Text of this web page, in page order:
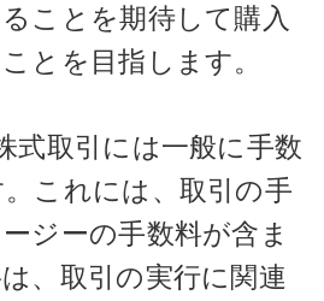
ことを期待して購入
とを目指します。
式取引には一般に手数
これには、取引の手
ジーの手数料が含ま
、取引の実行に関連